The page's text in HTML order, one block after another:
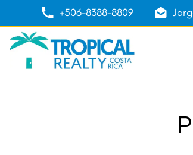
+506-8388-8809